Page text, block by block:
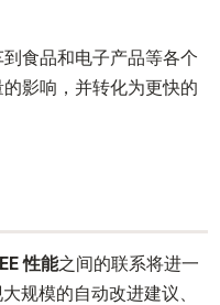
食品和电子产品等各个
影响，并转化为更快的
性能之间的联系将进一
规模的自动改进建议、